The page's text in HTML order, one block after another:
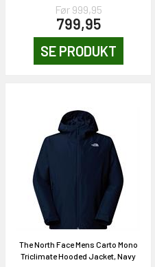
Før 999,95
799,95
SE PRODUKT
The North Face Mens Carto Mono
Triclimate Hooded Jacket, Navy